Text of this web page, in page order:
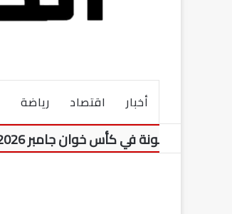
أخبار اقتصاد رياضة
في كأس خوان جامبر 2026.. والقنوات الناقلة